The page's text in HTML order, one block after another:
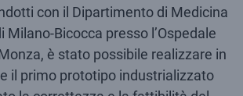
con il Dipartimento di Medicina
Milano-Bicocca presso l’Ospedale
è stato possibile realizzare in
il primo prototipo industrializzato